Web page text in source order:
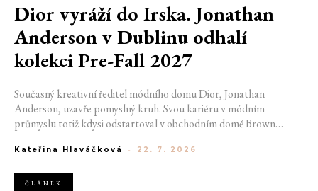
Dior vyráží do Irska. Jonathan
Anderson v Dublinu odhalí
kolekci Pre-Fall 2027
Současný kreativní ředitel módního domu Dior, Jonathan
Anderson, uzavře pomyslný kruh. Svou kariéru v módním
průmyslu totiž kdysi odstartoval v obchodním domě Brown
jedné z největších luxusních značek světa. V prosinci totiž v
Fall 2027.
Kateřina Hlaváčková - 22. 7. 2026
ČLÁNEK